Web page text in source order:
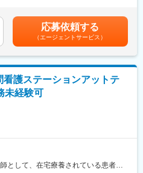
活用して多職種間の連携業務をしま
、薬剤師等と多職種連携用
等を用いて情報を共有します。
診療所に入る容態についての連絡へ
となっております。
務
本的には診療時間内での対応が中心
も予定された日取りでの対応が中心
考を通じて上下する可能性がありま
含めた表記です。
応募依頼する
（エージェントサービス）
看護ステーションアットテ
未経験可
として、在宅療養されている患者様